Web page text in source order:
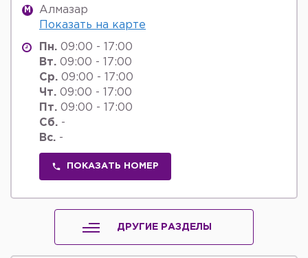
M
Алмазар
Показать на карте
Пн. 09:00 - 17:00
Вт. 09:00 - 17:00
Ср. 09:00 - 17:00
Чт. 09:00 - 17:00
Пт. 09:00 - 17:00
Сб. -
Вс. -
ПОКАЗАТЬ НОМЕР
ДРУГИЕ РАЗДЕЛЫ